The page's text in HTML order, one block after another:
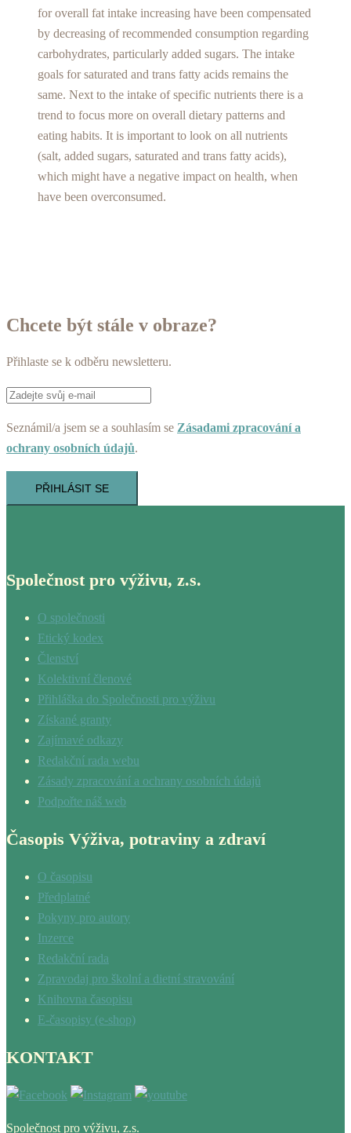
for overall fat intake increasing have been compensated
by decreasing of recommended consumption regarding
carbohydrates, particularly added sugars. The intake
goals for saturated and trans fatty acids remains the
same. Next to the intake of specific nutrients there is a
trend to focus more on overall dietary patterns and
eating habits. It is important to look on all nutrients
(salt, added sugars, saturated and trans fatty acids),
which might have a negative impact on health, when
have been overconsumed.
Chcete být stále v obraze?
Přihlaste se k odběru newsletteru.
Seznámil/a jsem se a souhlasím se Zásadami zpracování a
ochrany osobních údajů.
PŘIHLÁSIT SE
Společnost pro výživu, z.s.
O společnosti
Etický kodex
Členství
Kolektivní členové
Přihláška do Společnosti pro výživu
Získané granty
Zajímavé odkazy
Redakční rada webu
Zásady zpracování a ochrany osobních údajů
Podpořte náš web
Časopis Výživa, potraviny a zdraví
O časopisu
Předplatné
Pokyny pro autory
Inzerce
Redakční rada
Zpravodaj pro školní a dietní stravování
Knihovna časopisu
E-časopisy (e-shop)
KONTAKT
Společnost pro výživu, z.s.